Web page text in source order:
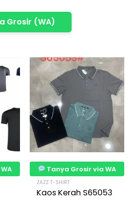
Grosir (WA)
Tanya Grosir via WA
ZAZZ T-SHIRT
Kaos Kerah S65053